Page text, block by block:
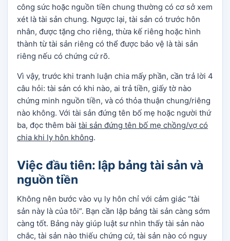
công sức hoặc nguồn tiền chung thường có cơ sở xem
xét là tài sản chung. Ngược lại, tài sản có trước hôn
nhân, được tặng cho riêng, thừa kế riêng hoặc hình
thành từ tài sản riêng có thể được bảo vệ là tài sản
riêng nếu có chứng cứ rõ.
Vì vậy, trước khi tranh luận chia mấy phần, cần trả lời 4
câu hỏi: tài sản có khi nào, ai trả tiền, giấy tờ nào
chứng minh nguồn tiền, và có thỏa thuận chung/riêng
nào không. Với tài sản đứng tên bố mẹ hoặc người thứ
ba, đọc thêm bài tài sản đứng tên bố mẹ chồng/vợ có
chia khi ly hôn không.
Việc đầu tiên: lập bảng tài sản và
nguồn tiền
Không nên bước vào vụ ly hôn chỉ với cảm giác “tài
sản này là của tôi”. Bạn cần lập bảng tài sản càng sớm
càng tốt. Bảng này giúp luật sư nhìn thấy tài sản nào
chắc, tài sản nào thiếu chứng cứ, tài sản nào có nguy